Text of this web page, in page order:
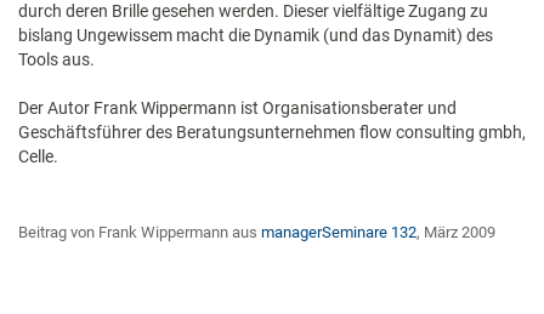
durch deren Brille gesehen werden. Dieser vielfältige Zugang zu
bislang Ungewissem macht die Dynamik (und das Dynamit) des
Tools aus.
Der Autor Frank Wippermann ist Organisationsberater und
Geschäftsführer des Beratungsunternehmen flow consulting gmbh,
Celle.
Beitrag von Frank Wippermann aus managerSeminare 132, März 2009